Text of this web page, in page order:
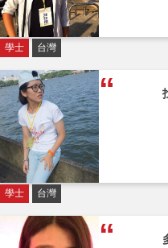
學士 台灣
學士 台灣